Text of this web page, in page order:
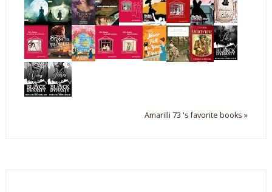
Amarilli 73 's favorite books »